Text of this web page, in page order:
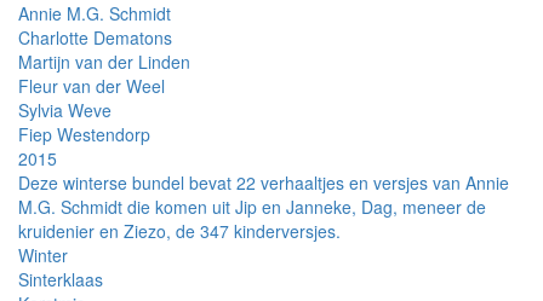
Annie M.G. Schmidt
Charlotte Dematons
Martijn van der Linden
Fleur van der Weel
Sylvia Weve
Fiep Westendorp
2015
Deze winterse bundel bevat 22 verhaaltjes en versjes van Annie
M.G. Schmidt die komen uit Jip en Janneke, Dag, meneer de
kruidenier en Ziezo, de 347 kinderversjes.
Winter
Sinterklaas